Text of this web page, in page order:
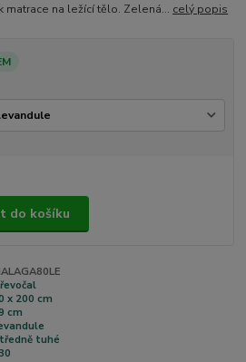
na ležící tělo. Zelená... celý popis
do košíku
x 200 cm
cm
tuhé